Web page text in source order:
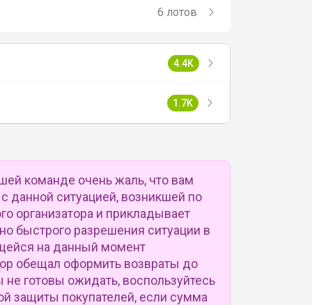
6 лотов
4.4K
1.7K
команде очень жаль, что вам
данной ситуацией, возникшей по
организатора и прикладывает
быстрого разрешения ситуации в
на данный момент
обещал оформить возвраты до
готовы ожидать, воспользуйтесь
защиты покупателей, если сумма